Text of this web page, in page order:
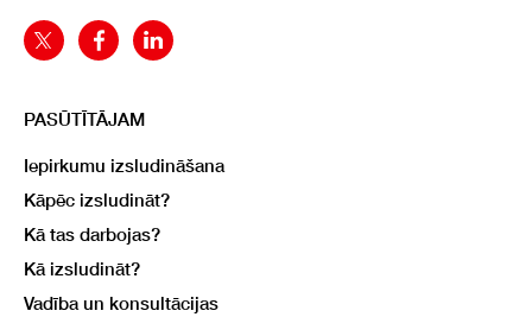
PASŪTĪTĀJAM
Iepirkumu izsludināšana
Kāpēc izsludināt?
Kā tas darbojas?
Kā izsludināt?
Vadība un konsultācijas